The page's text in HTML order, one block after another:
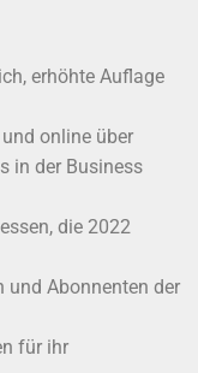
erhöhte Auflage
online über
in der Business
die 2022
und Abonnenten der
für ihr